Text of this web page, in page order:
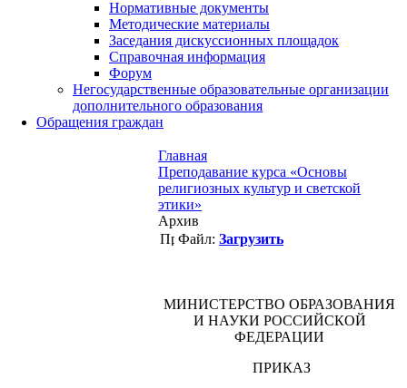
Нормативные документы
Методические материалы
Заседания дискуссионных площадок
Справочная информация
Форум
Негосударственные образовательные организации
дополнительного образования
Обращения граждан
Главная
Преподавание курса «Основы
религиозных культур и светской
этики»
Архив
Файл: Загрузить
МИНИСТЕРСТВО ОБРАЗОВАНИЯ
И НАУКИ РОССИЙСКОЙ
ФЕДЕРАЦИИ
ПРИКАЗ